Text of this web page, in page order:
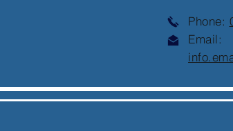
Phone:
Email: